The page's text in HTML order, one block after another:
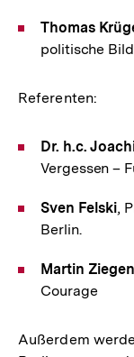
Thomas
politische
Referenten:
Dr. h.c.
Vergessen –
Sven Felski,
Berlin.
Martin
Courage
Außerdem